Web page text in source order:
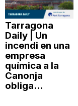
Tarragona
Daily | Un
incendi en una
empresa
química a la
Canonja
obliga...